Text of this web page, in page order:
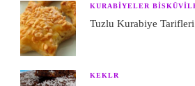
KURABIYELER
Tuzlu Kurabiye Tarifleri
KEKLR